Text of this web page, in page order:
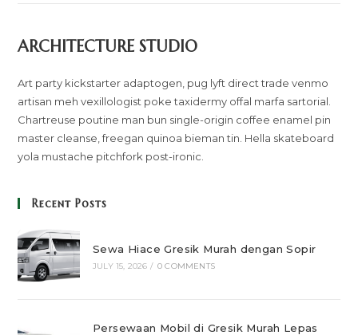
ARCHITECTURE STUDIO
Art party kickstarter adaptogen, pug lyft direct trade venmo
artisan meh vexillologist poke taxidermy offal marfa sartorial.
Chartreuse poutine man bun single-origin coffee enamel pin
master cleanse, freegan quinoa bieman tin. Hella skateboard
yola mustache pitchfork post-ironic.
Recent Posts
Sewa Hiace Gresik Murah dengan Sopir
JULY 15, 2026 / 0 COMMENTS
Persewaan Mobil di Gresik Murah Lepas